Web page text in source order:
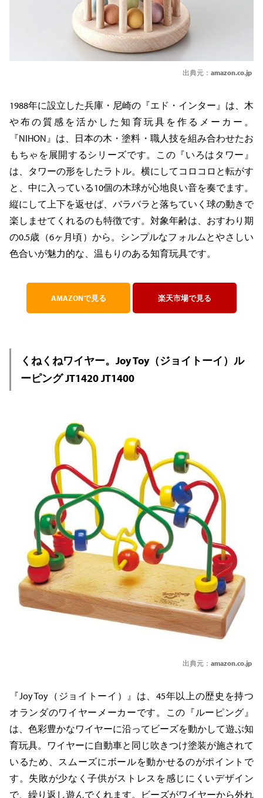
出典元： amazon.co.jp
1988年に設立した兵庫・尼崎の『エド・インター』は、木
や布の質感を活かした知育玩具を作るメーカー。
『NIHON』は、日本の木・塗料・職人技を組み合わせたお
もちゃを展開するシリーズです。この『いろはタワー』
は、タワーの形をしたラトル。横にしてコロコロと転がす
と、中に入っている10個の木球が心地良い音を奏でます。
縦にして上下を返せば、バラバラと落ちていく球の動きで
楽しませてくれるのも特徴です。対象年齢は、おすわり期
の0.5歳（6ヶ月頃）から。シンプルなフォルムとやさしい
色合いが魅力的な、温もりのある知育玩具です。
AMAZONで見る 楽天市場で見る
くねくねワイヤー。Joy Toy（ジョイトーイ）ル
ーピング JT1420 JT1400
出典元： amazon.co.jp
『Joy Toy（ジョイトーイ）』は、45年以上の歴史を持つ
オランダのワイヤーメーカーです。この『ルーピング』
は、色彩豊かなワイヤーに沿ってビーズを動かして遊ぶ知
育玩具。ワイヤーに自動車と同じ吹きつけ塗装が施されて
いるため、スムーズにボールを動かせるのがポイントで
す。失敗が少なく子供がストレスを感じにくいデザイン
で、繰り返し遊んでくれます。ビーズがワイヤーから外れ